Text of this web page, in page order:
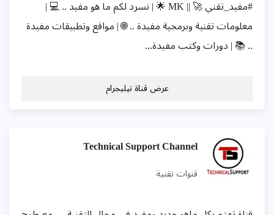
#مفيد_تقني 🚀 || MK 🌟 | نسرد لكم ما هو مفيد .. 💻 |
معلومات تقنية وبرمجية مفيدة .. 🌐 | مواقع وتطبيقات مفيدة
.. 📚 | دورات وكتب مفيدة...
عرض قناة تيليجرام
Technical Support Channel
قنوات تقنية